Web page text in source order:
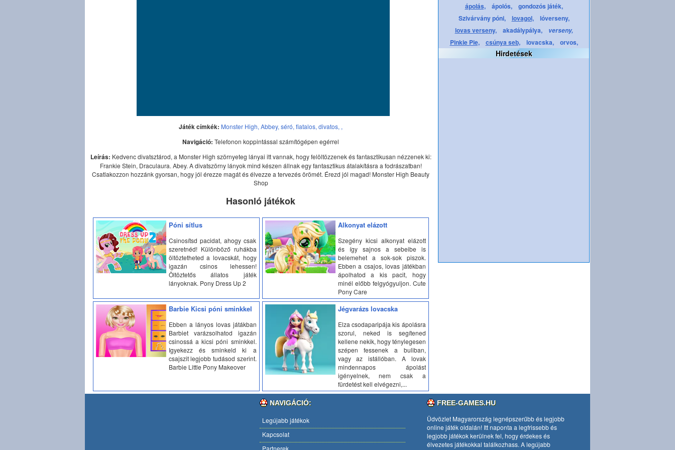
Játék címkék: Monster High, Abbey, séró, fiatalos, divatos, ,
Navigáció: Telefonon koppintással számítógépen egérrel
Leírás: Kedvenc divatsztárod, a Monster High szörnyeteg lányai itt vannak, hogy felöltözzenek és fantasztikusan nézzenek ki:
Frankie Stein, Draculaura. Abey. A divatszörny lányok mind készen állnak egy fantasztikus átalakításra a fodrászatban!
Csatlakozzon hozzánk gyorsan, hogy jól érezze magát és élvezze a tervezés örömét. Érezd jól magad! Monster High Beauty
Shop
Hasonló játékok
Póni sítlus
Csinosítsd pacidat, ahogy csak
szeretnéd! Különböző ruhákba
öltöztetheted a lovacskát, hogy
igazán csinos lehessen!
Öltöztetős állatos játék
lányoknak. Pony Dress Up 2
Alkonyat elázott
Szegény kicsi alkonyat elázott
és így sajnos a sebeibe is
belemehet a sok-sok piszok.
Ebben a csajos, lovas játékban
ápolhatod a kis pacit, hogy
minél előbb felgyógyuljon. Cute
Pony Care
Barbie Kicsi póni sminkkel
Ebben a lányos lovas játákban
Barbiet varázsolhatod igazán
csinossá a kicsi póni sminkkel.
Igyekezz és sminkeld ki a
csajszit legjobb tudásod szerint.
Barbie Little Pony Makeover
Jégvarázs lovacska
Elza csodaparipája kis ápolásra
szorul, neked is segítened
kellene nekik, hogy ténylegesen
szépen fessenek a buliban,
vagy az istállóban. A lovak
mindennapos ápolást
igényelnek, nem csak a
fürdetést kell elvégezni,...
ápolás, ápolós,
gondozós játék,
Szivárvány póni,
lovagol,
lóverseny,
lovas verseny,
akadálypálya, verseny,
Pinkie Pie, csúnya seb, lovacska, orvos,
Hirdetések
NAVIGÁCIÓ:
Legújabb játékok
Kapcsolat
Partnerek
FREE-GAMES.HU
Üdvözlet Magyarország legnépszerűbb és legjobb
online játékoldalán! Itt naponta a legfrissebb és
legjobb játékok kerülnek fel, hogy érdekes és
élvezetes játékokkal találkozhass. A legújabb